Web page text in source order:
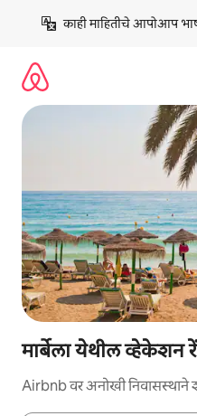
काही माहितीचे आपोआप
मार्बेला येथील व्हेकेशन
Airbnb वर अनोखी